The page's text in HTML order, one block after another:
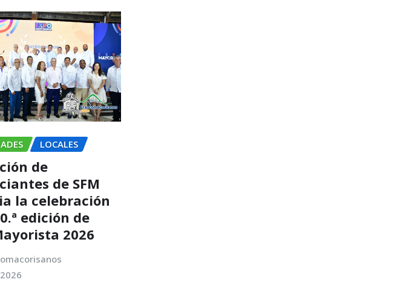
LOCALES
de
de SFM
la celebración
edición de
2026